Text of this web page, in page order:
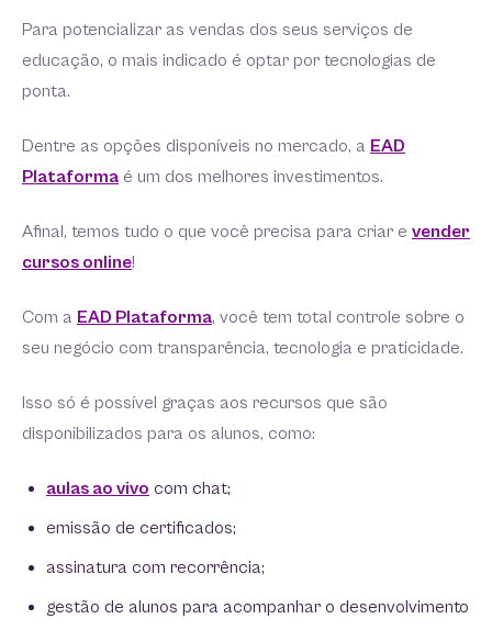
Para potencializar as vendas dos seus serviços de
educação, o mais indicado é optar por tecnologias de
ponta.
Dentre as opções disponíveis no mercado, a EAD
Plataforma é um dos melhores investimentos.
Afinal, temos tudo o que você precisa para criar e vender
cursos online!
Com a EAD Plataforma, você tem total controle sobre o
seu negócio com transparência, tecnologia e praticidade.
Isso só é possível graças aos recursos que são
disponibilizados para os alunos, como:
aulas ao vivo com chat;
emissão de certificados;
assinatura com recorrência;
gestão de alunos para acompanhar o desenvolvimento